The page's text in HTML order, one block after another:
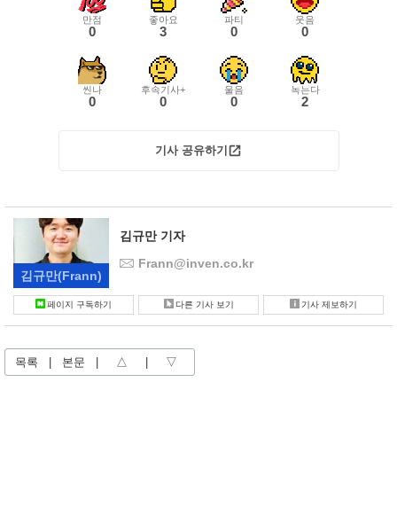
만점
0
좋아요
3
파티
0
웃음
0
씬나
0
후속기사+
0
울음
0
녹는다
2
기사 공유하기
김규만(Frann)
김규만 기자
Frann@inven.co.kr
페이지 구독하기 다른 기사 보기 기사 제보하기
목록 | 본문 | △ | ▽